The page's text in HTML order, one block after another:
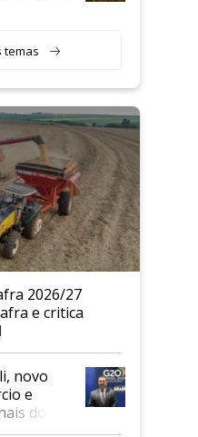
temas
2026/27
e critica
novo
e
do